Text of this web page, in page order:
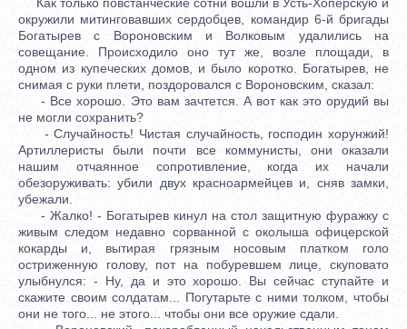
окружили митинговавших сердобцев, командир 6-й бригады
Богатырев с Вороновским и Волковым удалились на
совещание. Происходило оно тут же, возле площади, в
одном из купеческих домов, и было коротко. Богатырев, не
снимая с руки плети, поздоровался с Вороновским, сказал:
- Все хорошо. Это вам зачтется. А вот как это орудий вы
не могли сохранить?
- Случайность! Чистая случайность, господин хорунжий!
Артиллеристы были почти все коммунисты, они оказали
нашим отчаянное сопротивление, когда их начали
обезоруживать: убили двух красноармейцев и, сняв замки,
убежали.
- Жалко! - Богатырев кинул на стол защитную фуражку с
живым следом недавно сорванной с околыша офицерской
кокарды и, вытирая грязным носовым платком голо
остриженную голову, пот на побуревшем лице, скуповато
улыбнулся: - Ну, да и это хорошо. Вы сейчас ступайте и
скажите своим солдатам... Погутарьте с ними толком, чтобы
они не того... не этого... чтобы они все оружие сдали.